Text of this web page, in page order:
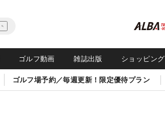
ゴルフ動画 雑誌出版 ショッピング
ゴルフ場予約／毎週更新！限定優待プラン